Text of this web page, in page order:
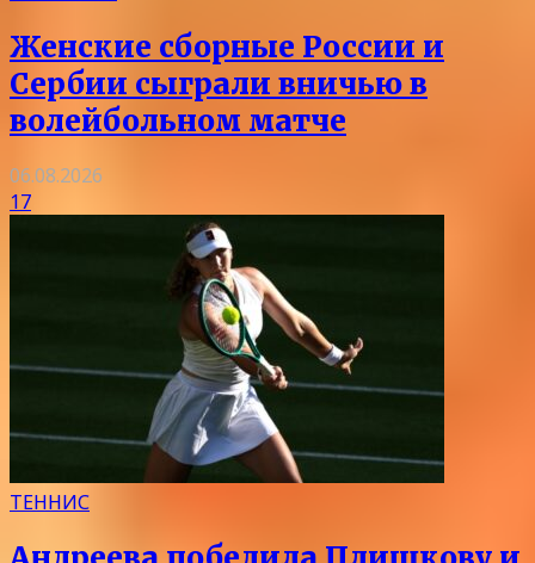
Женские сборные России и
Сербии сыграли вничью в
волейбольном матче
06.08.2026
17
ТЕННИС